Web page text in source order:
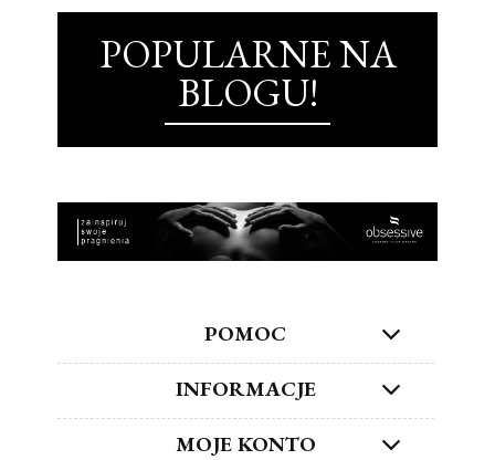
POPULARNE NA
BLOGU!
POMOC
INFORMACJE
MOJE KONTO